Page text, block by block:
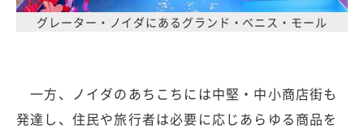
グレーター・ノイダにあるグランド・ベニス・モール
一方、ノイダのあちこちには中堅・中小商店街も
発達し、住民や旅行者は必要に応じあらゆる商品を